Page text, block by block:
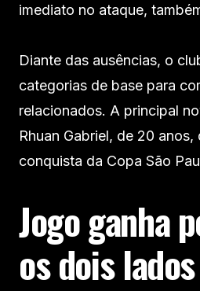
imediato no ataque,
Diante das ausências, o
categorias de base para
relacionados. A principal
Rhuan Gabriel, de 20 anos,
conquista da Copa São
Jogo ganha
os dois lados